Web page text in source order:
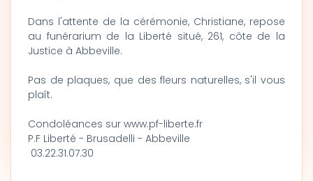
Dans l'attente de la cérémonie, Christiane, repose
au funérarium de la Liberté situé, 261, côte de la
Justice à Abbeville.
Pas de plaques, que des fleurs naturelles, s'il vous
plaît.
Condoléances sur www.pf-liberte.fr
P.F Liberté - Brusadelli - Abbeville
03.22.31.07.30